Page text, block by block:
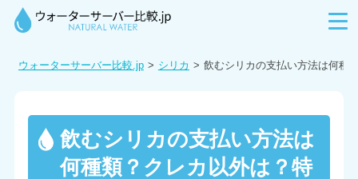
ウォーターサーバー比較.jp シリカ 飲むシリカの支払い方法は何種
飲むシリカの支払い方法は
何種類？クレカ以外は？特